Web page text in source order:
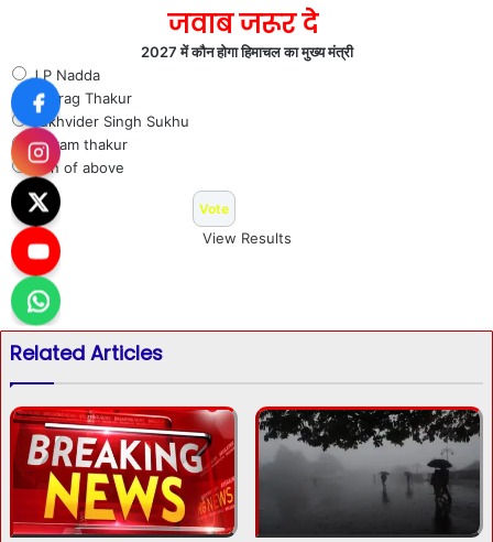
जवाब जरूर दे
2027 में कौन होगा हिमाचल का मुख्य मंत्री
J P Nadda
Anurag Thakur
Sukhvider Singh Sukhu
Jai ram thakur
Non of above
View Results
Related Articles